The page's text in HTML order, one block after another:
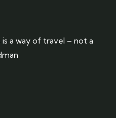
a way of travel – not a